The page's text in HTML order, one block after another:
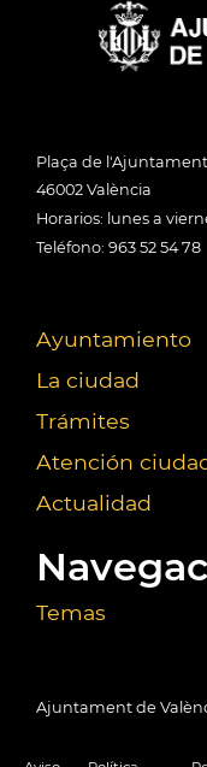
Plaça de l'Ajuntament
46002 València
Horarios: lunes a
Teléfono: 963 52 54 78
Ayuntamiento
La ciudad
Trámites
Atención
Actualidad
Temas
Ajuntament de